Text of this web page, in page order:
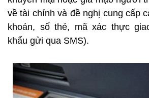
về tài chính và đề nghị cung cấp
khoản, số thẻ, mã xác thực
khẩu gửi qua SMS).